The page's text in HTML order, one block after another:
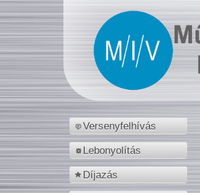
Versenyfelhívás
Lebonyolítás
Díjazás